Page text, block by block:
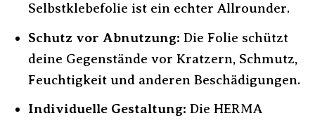
Selbstklebefolie ist ein echter Allrounder.
Schutz vor Abnutzung: Die Folie schützt
deine Gegenstände vor Kratzern, Schmutz,
Feuchtigkeit und anderen Beschädigungen.
Individuelle Gestaltung: Die HERMA